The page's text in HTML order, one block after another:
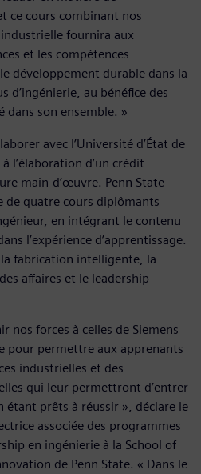
ce cours combinant nos
fournira aux
et les compétences
développement durable dans la
d’ingénierie, au bénéfice des
dans son ensemble. »
avec l’Université d’État de
l’élaboration d’un crédit
main-d’œuvre. Penn State
de quatre cours diplômants
en intégrant le contenu
l’expérience d’apprentissage.
fabrication intelligente, la
affaires et le leadership
nos forces à celles de Siemens
pour permettre aux apprenants
industrielles et des
qui leur permettront d’entrer
étant prêts à réussir », déclare le
associée des programmes
en ingénierie à la School of
de Penn State. « Dans le